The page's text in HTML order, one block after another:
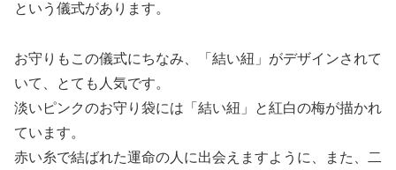
という儀式があります。
お守りもこの儀式にちなみ、「結い紐」がデザインされて
いて、とても人気です。
淡いピンクのお守り袋には「結い紐」と紅白の梅が描かれ
ています。
赤い糸で結ばれた運命の人に出会えますように、また、二